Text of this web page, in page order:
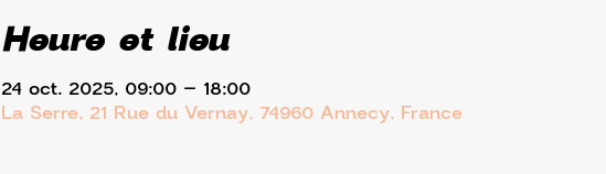
Heure et lieu
24 oct. 2025, 09:00 – 18:00
La Serre, 21 Rue du Vernay, 74960 Annecy, France